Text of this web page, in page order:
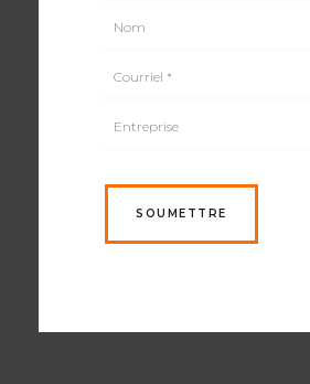
SOUMETTRE